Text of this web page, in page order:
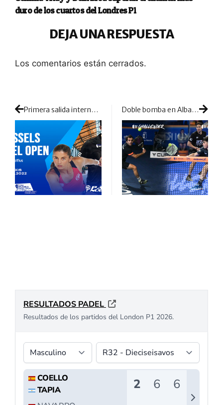
duro de los cuartos del Londres P1
DEJA UNA RESPUESTA
Los comentarios están cerrados.
Primera salida internacional de la unión entre Grupo Pádel Nuestro y WPT Doble bomba en Albacete: los cabezas de serie nº1 y los ganadores de Getafe se quedan fuera